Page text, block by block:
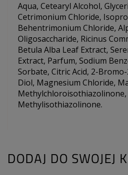
Aqua, Cetearyl Alcohol,
Cetrimonium Chloride,
Behentrimonium Chloride,
Oligosaccharide, Ricinus
Betula Alba Leaf Extract,
Extract, Parfum, Sodium
Sorbate, Citric Acid, 2-
Diol, Magnesium Chloride,
Methylchloroisothiazolinone,
Methylisothiazolinone.
DODAJ DO SWOJEJ